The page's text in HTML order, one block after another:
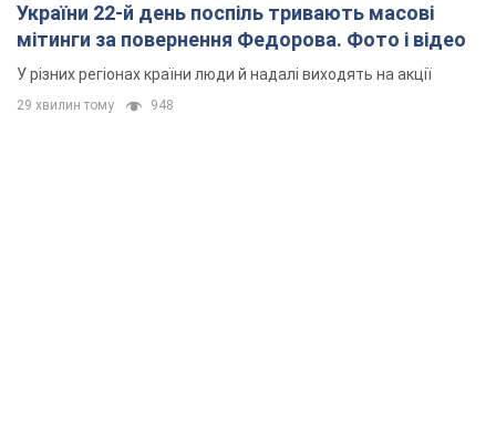
України 22-й день поспіль тривають масові
мітинги за повернення Федорова. Фото і відео
У різних регіонах країни люди й надалі виходять на акції
29 хвилин тому 948